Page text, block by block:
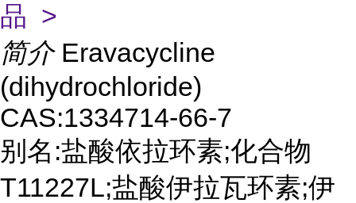
品 >
简介 Eravacycline
(dihydrochloride)
CAS:1334714-66-7
别名:盐酸依拉环素;化合物
T11227L;盐酸伊拉瓦环素;伊